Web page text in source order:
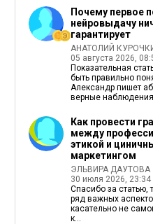
Почему первое
нейровыдачу
гарантирует
АНАТОЛИЙ
05 августа 2026,
Показательная
быть правильно
Александр пишет
верные
Как провести
между
этикой и
маркетингом
ЭЛЬВИРА ДАУТОВА
30 июля 2026, 23:34
Спасибо за статью,
ряд важных
касательно не
к...